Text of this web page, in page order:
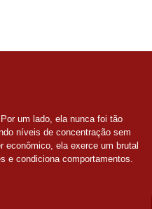
um lado, ela nunca foi tão
níveis de concentração sem
econômico, ela exerce um brutal
e condiciona comportamentos.